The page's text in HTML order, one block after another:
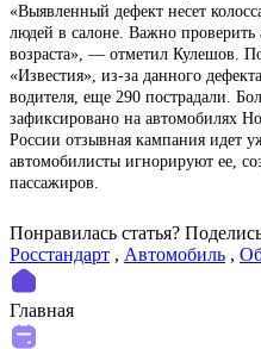
«Выявленный дефект несет
людей в салоне. Важно проверить
возраста», — отметил Кулешов.
«Известия», из-за данного
водителя, еще 290 пострадали.
зафиксировано на автомобилях
России отзывная кампания идет
автомобилисты игнорируют ее,
пассажиров.
Понравилась статья?
Росстандарт , Автомобиль ,
Главная